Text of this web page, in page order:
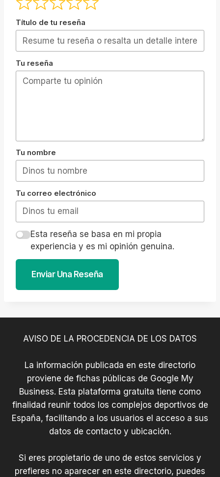
Título de tu reseña
Tu reseña
Tu nombre
Tu correo electrónico
Esta reseña se basa en mi propia
experiencia y es mi opinión genuina.
Enviar Una Reseña
AVISO DE LA PROCEDENCIA DE LOS DATOS
La información publicada en este directorio
proviene de fichas públicas de Google My
Business. Esta plataforma gratuita tiene como
finalidad reunir todos los complejos deportivos de
España, facilitando a los usuarios el acceso a sus
datos de contacto y ubicación.
Si eres propietario de uno de estos servicios y
prefieres no aparecer en este directorio, puedes